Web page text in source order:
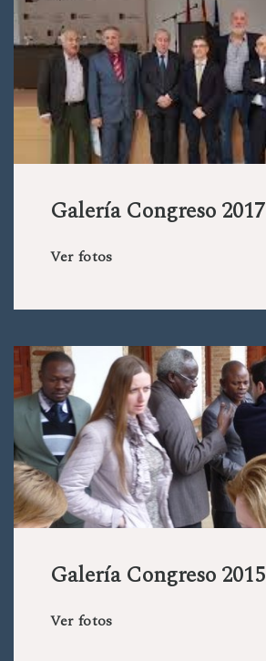
Galería Congreso 2017
Ver fotos
Galería Congreso 2015
Ver fotos